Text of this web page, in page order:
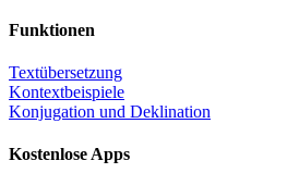
Funktionen
Textübersetzung
Kontextbeispiele
Konjugation und Deklination
Kostenlose Apps